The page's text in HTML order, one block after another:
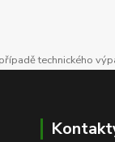
technického